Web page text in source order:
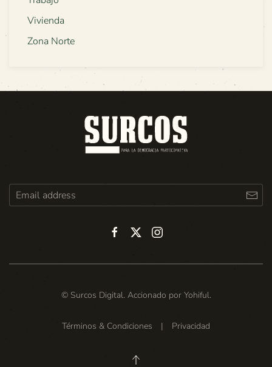
Vivienda
Zona Norte
© Surcos Digital. Accionado por Yohiful.
Términos & Condiciones | Privacidad